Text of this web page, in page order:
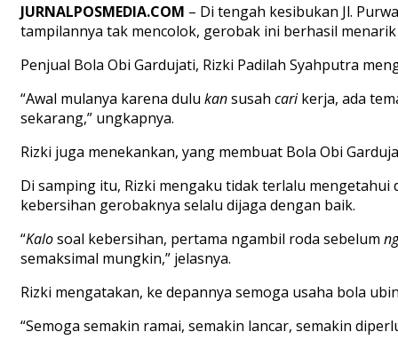
JURNALPOSMEDIA.COM – Di tengah kesibukan Jl.
tampilannya tak mencolok, gerobak ini berhasil
Penjual Bola Obi Gardujati, Rizki Padilah Syahputra
“Awal mulanya karena dulu kansusah carikerja, ada
sekarang,” ungkapnya.
Rizki juga menekankan, yang membuat Bola Obi
Di samping itu, Rizki mengaku tidak terlalu
kebersihan gerobaknya selalu dijaga dengan baik.
“Kalosoal kebersihan, pertama ngambil roda sebelum
semaksimal mungkin,” jelasnya.
Rizki mengatakan, ke depannya semoga usaha bola
“Semoga semakin ramai, semakin lancar, semakin